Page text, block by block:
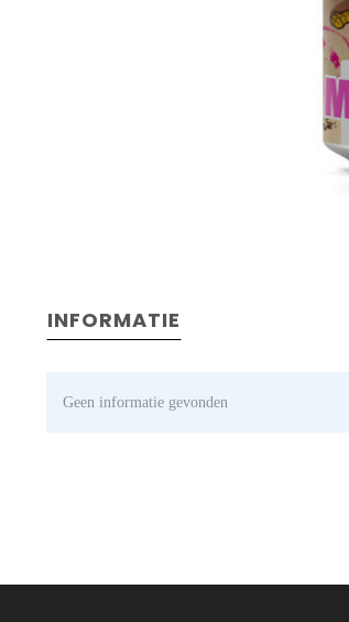
INFORMATIE
Geen informatie gevonden